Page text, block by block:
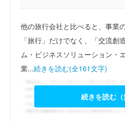
他の旅行会社と比べると、事業
「旅行」だけでなく、「交流創
ム・ビジネスソリューション・
業...続きを読む(全161文字)
続きを読む（